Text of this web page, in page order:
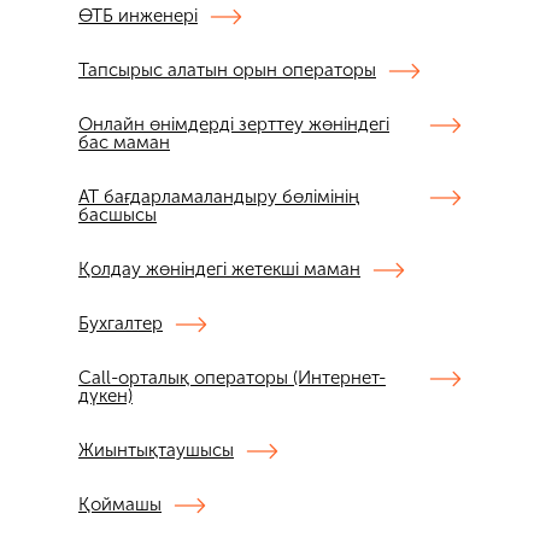
ӨТБ инженері
Тапсырыс алатын орын операторы
Онлайн өнімдерді зерттеу жөніндегі
бас маман
АТ бағдарламаландыру бөлімінің
басшысы
Қолдау жөніндегі жетекші маман
Бухгалтер
Call-орталық операторы (Интернет-
дүкен)
Жиынтықтаушысы
Қоймашы